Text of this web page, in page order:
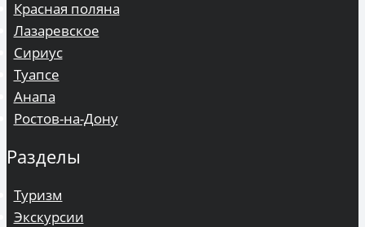
Красная поляна
Лазаревское
Сириус
Туапсе
Анапа
Ростов-на-Дону
Разделы
Туризм
Экскурсии